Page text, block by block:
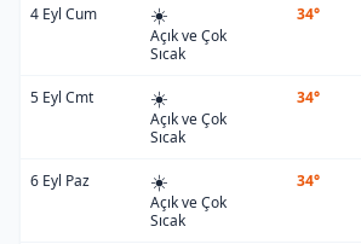
4 Eyl Cum ☀️
Açık ve Çok
Sıcak
34°
5 Eyl Cmt ☀️
Açık ve Çok
Sıcak
34°
6 Eyl Paz ☀️
Açık ve Çok
Sıcak
34°